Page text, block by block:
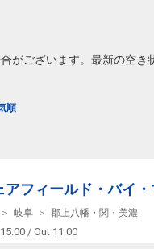
がございます。最新の空き
順
アフィールド・バイ
岐阜 郡上八幡・関・美濃
/ Out 11:00